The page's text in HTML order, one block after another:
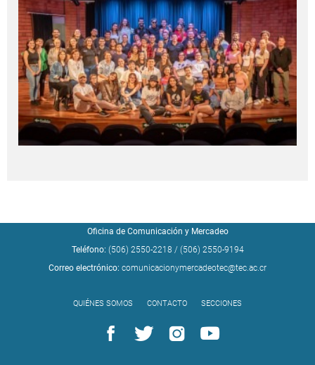
Oficina de Comunicación y Mercadeo
Teléfono: (506) 2550-2218 / (506) 2550-9194
Correo electrónico: comunicacionymercadeotec@tec.ac.cr
QUIÉNES SOMOS CONTACTO SECCIONES